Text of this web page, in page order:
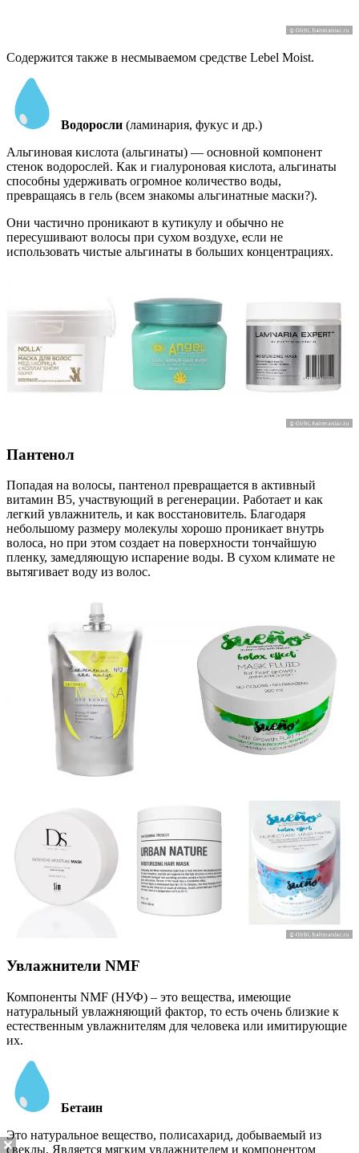
Содержится также в несмываемом средстве Lebel Moist.
Водоросли (ламинария, фукус и др.)
Альгиновая кислота (альгинаты) — основной компонент
стенок водорослей. Как и гиалуроновая кислота, альгинаты
способны удерживать огромное количество воды,
превращаясь в гель (всем знакомы альгинатные маски?).
Они частично проникают в кутикулу и обычно не
пересушивают волосы при сухом воздухе, если не
использовать чистые альгинаты в больших концентрациях.
Пантенол
Попадая на волосы, пантенол превращается в активный
витамин B5, участвующий в регенерации. Работает и как
легкий увлажнитель, и как восстановитель. Благодаря
небольшому размеру молекулы хорошо проникает внутрь
волоса, но при этом создает на поверхности тончайшую
пленку, замедляющую испарение воды. В сухом климате не
вытягивает воду из волос.
Увлажнители NMF
Компоненты NMF (НУФ) – это вещества, имеющие
натуральный увлажняющий фактор, то есть очень близкие к
естественным увлажнителям для человека или имитирующие
их.
Бетаин
Это натуральное вещество, полисахарид, добываемый из
свеклы. Является мягким увлажнителем и компонентом